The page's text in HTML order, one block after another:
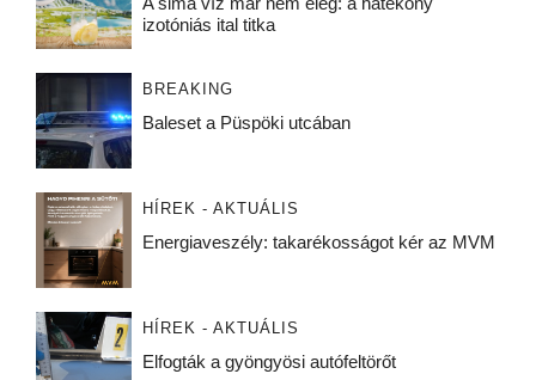
izotóniás ital titka
BREAKING
Baleset a Püspöki utcában
HÍREK - AKTUÁLIS
Energiaveszély: takarékosságot kér az MVM
HÍREK - AKTUÁLIS
Elfogták a gyöngyösi autófeltörőt